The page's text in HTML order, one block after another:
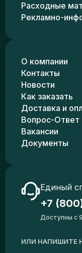
Расходные
Рекламно-
О компании
Контакты
Новости
Как заказать
Доставка и
Вопрос-Ответ
Вакансии
Документы
Единый
+7
Доступны с
ИЛИ НАПИШИТЕ